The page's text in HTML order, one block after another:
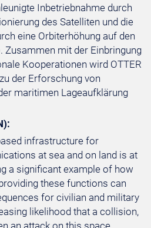
Inbetriebnahme durch
des Satelliten und die
eine Orbiterhöhung auf den
Zusammen mit der Einbringung
Kooperationen wird OTTER
der Erforschung von
maritimen Lageaufklärung
infrastructure for
at sea and on land is at
a significant example of how
these functions can
for civilian and military
likelihood that a collision,
an attack on this space